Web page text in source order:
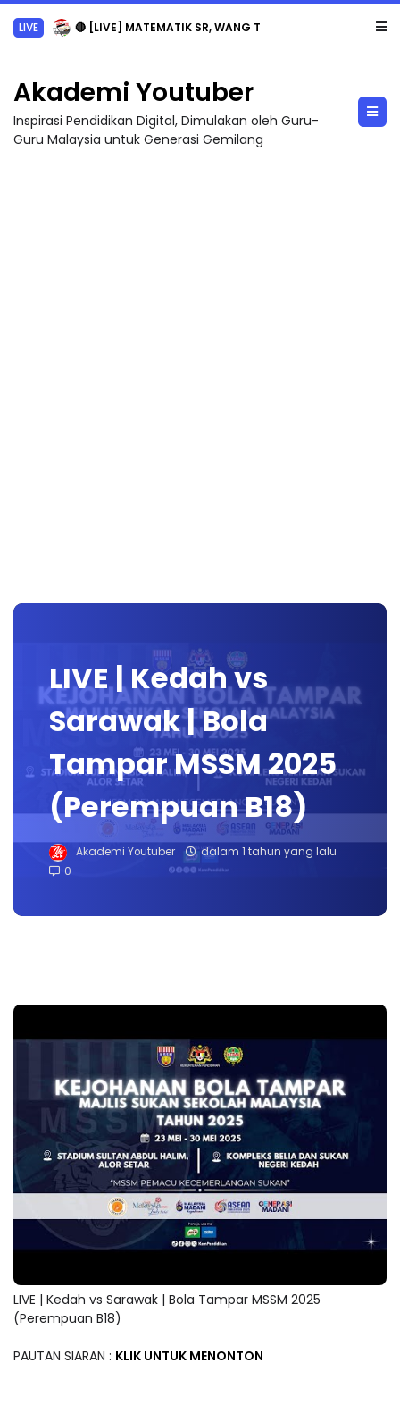
LIVE 🔴 [LIVE] MATEMATIK SR, WANG TAHUN 6 OLEH CIKGU ANITA #ALLINONE #141 #...
Akademi Youtuber
Inspirasi Pendidikan Digital, Dimulakan oleh Guru-
Guru Malaysia untuk Generasi Gemilang
LIVE | Kedah vs
Sarawak | Bola
Tampar MSSM 2025
(Perempuan B18)
Akademi Youtuber
dalam 1 tahun yang lalu
0
LIVE | Kedah vs Sarawak | Bola Tampar MSSM 2025
(Perempuan B18)
PAUTAN SIARAN : KLIK UNTUK MENONTON